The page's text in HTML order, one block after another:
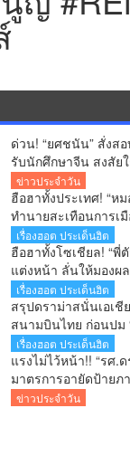
ด่วน! “ยศชนัน” สั่งส
รับนักศึกษาจีน สงสัย
ลั่นพบจะเอาผิด
ข่าวประจำวัน
ฮือฮาทั้งประเทศ! “ห
ทำนายสะเทือนการเ
ใหม่ หนุ่มหน้าใหม่ พร
แกร่ง แบ็กแน่น ท่าน
เรื่องฮอต ประเด็นฮิต
ฮือฮาทั้งโซเชียล! “พี่
แต่งหน้า ลั่นให้มองผ
เตือนคอมเมนต์เกินเ
เรื่องฮอต ประเด็นฮิต
สรุปดราม่าสนั่นเอเ
สนามบินไทย ก่อนปม
เดือดข้ามประเทศ
เรื่องฮอต ประเด็นฮิต
แรงไม่ไว้หน้า!! “รศ.
มาตรการอายัดป้ายภ
รัฐกำลังลงโทษประ
ข่าวประจำวัน